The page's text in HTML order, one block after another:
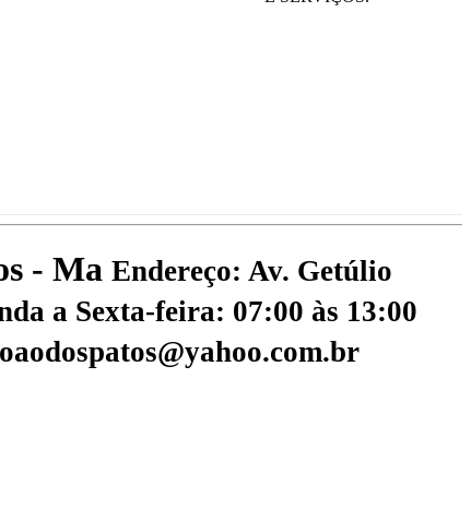
- Ma Endereço: Av. Getúlio
a Sexta-feira: 07:00 às 13:00